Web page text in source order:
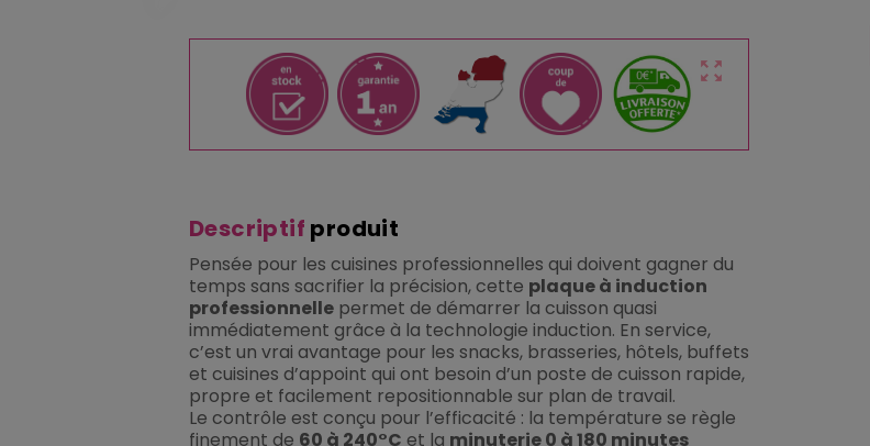
zoom_out_map
Descriptif produit
Pensée pour les cuisines professionnelles qui doivent gagner du
temps sans sacrifier la précision, cette plaque à induction
professionnelle permet de démarrer la cuisson quasi
immédiatement grâce à la technologie induction. En service,
c’est un vrai avantage pour les snacks, brasseries, hôtels, buffets
et cuisines d’appoint qui ont besoin d’un poste de cuisson rapide,
propre et facilement repositionnable sur plan de travail.
Le contrôle est conçu pour l’efficacité : la température se règle
finement de 60 à 240°C et la minuterie 0 à 180 minutes